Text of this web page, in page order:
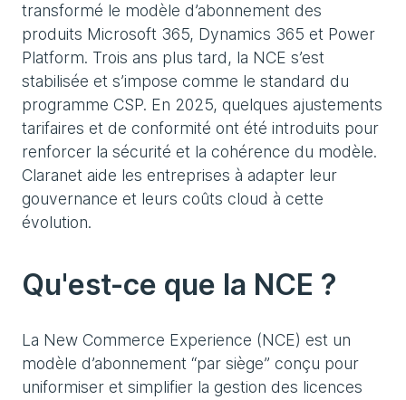
transformé le modèle d’abonnement des
produits Microsoft 365, Dynamics 365 et Power
Platform. Trois ans plus tard, la NCE s’est
stabilisée et s’impose comme le standard du
programme CSP. En 2025, quelques ajustements
tarifaires et de conformité ont été introduits pour
renforcer la sécurité et la cohérence du modèle.
Claranet aide les entreprises à adapter leur
gouvernance et leurs coûts cloud à cette
évolution.
Qu'est-ce que la NCE ?
La New Commerce Experience (NCE) est un
modèle d’abonnement “par siège” conçu pour
uniformiser et simplifier la gestion des licences